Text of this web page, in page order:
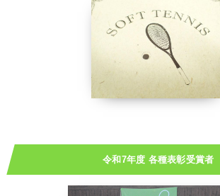
令和7年度 各種表彰受賞者